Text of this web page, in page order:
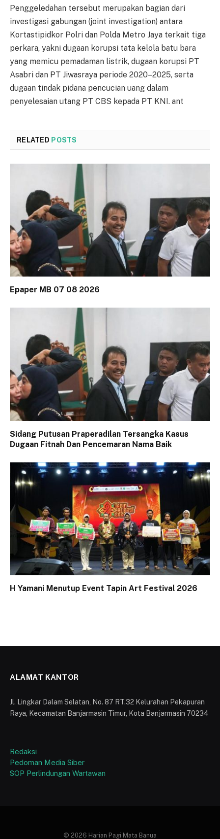
Penggeledahan tersebut merupakan bagian dari
investigasi gabungan (joint investigation) antara
Kortastipidkor Polri dan Polda Metro Jaya terkait tiga
perkara, yakni dugaan korupsi tata kelola batu bara
yang memicu pemadaman listrik, dugaan korupsi PT
Asabri dan PT Jiwasraya periode 2020–2025, serta
dugaan tindak pidana pencucian uang dalam
penyelesaian utang PT CBS kepada PT KNI. ant
RELATED POSTS
Epaper MB 07 08 2026
Sidang Putusan Praperadilan Tersangka Kasus
Dugaan Fitnah Dan Pencemaran Nama Baik
H Yamani Menutup Event Tapin Art Festival 2026
ALAMAT KANTOR
Jl. Lingkar Dalam Selatan, No. 87 RT.32 Kelurahan Pekapuran
Raya, Kecamatan Banjarmasin Timur, Kota Banjarmasin 70234
Redaksi
Pedoman Media Siber
SOP Perlindungan Wartawan
© 2026 Harian Pagi Mata Banua